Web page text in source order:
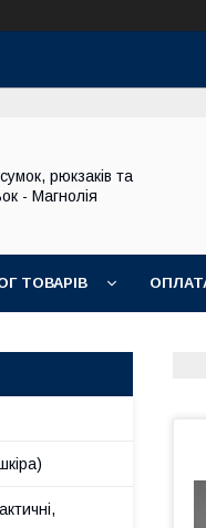
рюкзаків та
- Магнолія
ТОВАРІВ